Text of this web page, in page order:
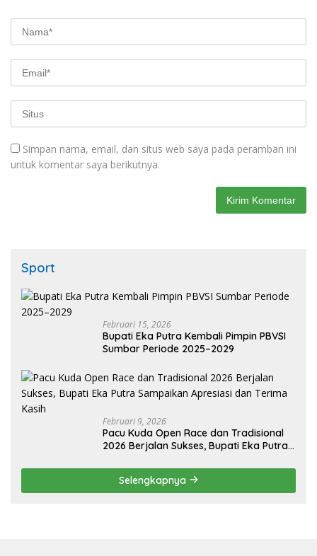
Simpan nama, email, dan situs web saya pada peramban ini
untuk komentar saya berikutnya.
Sport
Februari 15, 2026
Bupati Eka Putra Kembali Pimpin PBVSI
Sumbar Periode 2025–2029
Februari 9, 2026
Pacu Kuda Open Race dan Tradisional
2026 Berjalan Sukses, Bupati Eka Putra
Selengkapnya